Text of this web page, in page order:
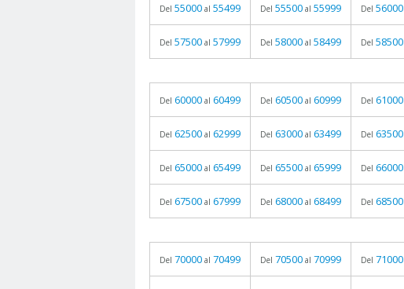
Del 55000 al 55499 Del 55500 al 55999 Del 56000
Del 57500 al 57999 Del 58000 al 58499 Del 58500
Del 60000 al 60499 Del 60500 al 60999 Del 61000
Del 62500 al 62999 Del 63000 al 63499 Del 63500
Del 65000 al 65499 Del 65500 al 65999 Del 66000
Del 67500 al 67999 Del 68000 al 68499 Del 68500
Del 70000 al 70499 Del 70500 al 70999 Del 71000